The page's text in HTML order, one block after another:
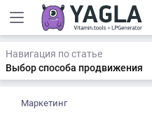
Навигация по статье
Выбор способа продвижения
Маркетинг